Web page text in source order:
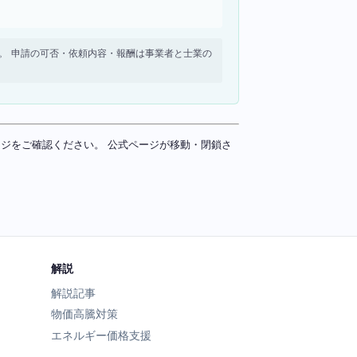
申請の可否・依頼内容・報酬は事業者と士業の
をご確認ください。 公式ページが移動・閉鎖さ
解説
解説記事
物価高騰対策
エネルギー価格支援